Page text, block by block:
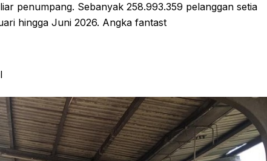
penumpang. Sebanyak 258.993.359 pelanggan setia
hingga Juni 2026. Angka fantast